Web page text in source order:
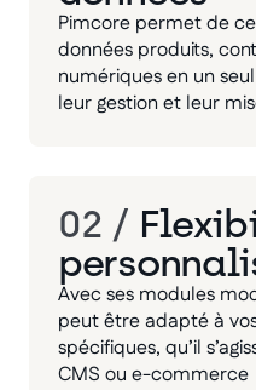
Pimcore permet de
données produits,
numériques en un
leur gestion et leur
02 /
Avec ses modules
peut être adapté à
spécifiques, qu’il
CMS ou e-commerce